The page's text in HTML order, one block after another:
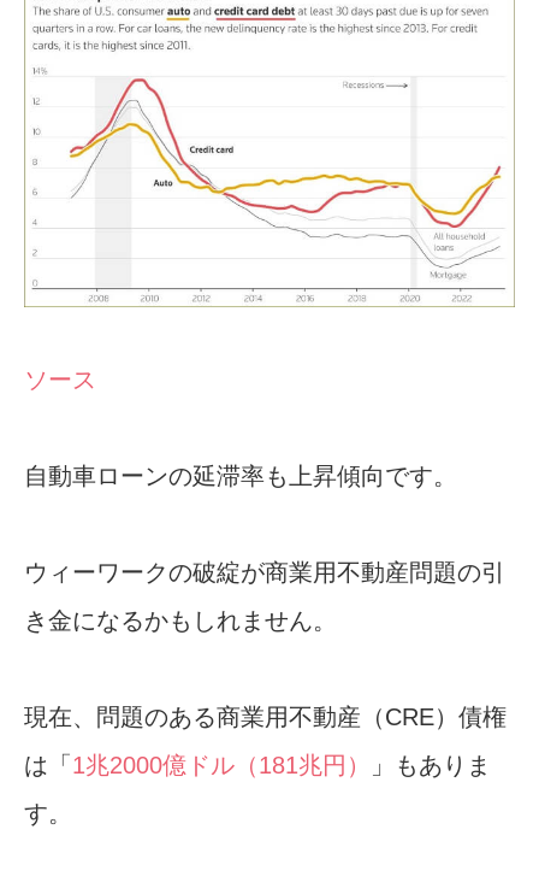
ソース
自動車ローンの延滞率も上昇傾向です。
ウィーワークの破綻が商業用不動産問題の引
き金になるかもしれません。
現在、問題のある商業用不動産（CRE）債権
は「 1兆2000億ドル（181兆円）
」もありま
す。